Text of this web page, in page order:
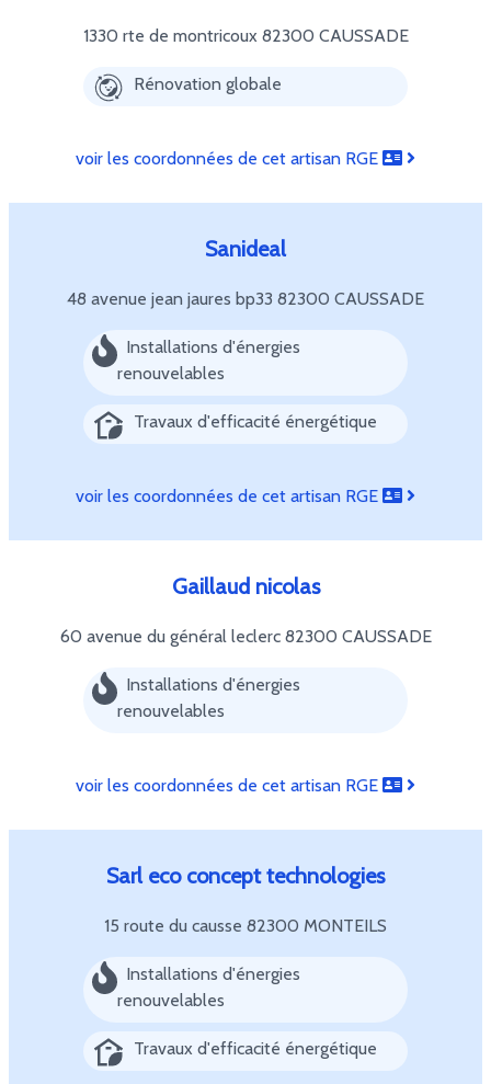
1330 rte de montricoux 82300 CAUSSADE
Rénovation globale
voir les coordonnées de cet artisan RGE
Sanideal
48 avenue jean jaures bp33 82300 CAUSSADE
Installations d'énergies
renouvelables
Travaux d'efficacité énergétique
voir les coordonnées de cet artisan RGE
Gaillaud nicolas
60 avenue du général leclerc 82300 CAUSSADE
Installations d'énergies
renouvelables
voir les coordonnées de cet artisan RGE
Sarl eco concept technologies
15 route du causse 82300 MONTEILS
Installations d'énergies
renouvelables
Travaux d'efficacité énergétique